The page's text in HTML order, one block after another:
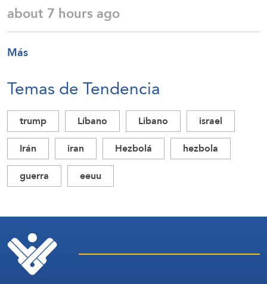
about 7 hours ago
Más
Temas de Tendencia
trump Líbano Libano
israel
Irán
iran Hezbolá
hezbola
guerra
eeuu